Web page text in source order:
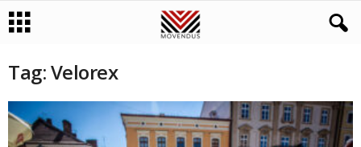
Tag: Velorex